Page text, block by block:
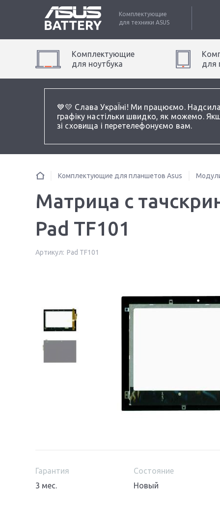
💙💛 Слава УкраЇні! Ми працюємо.
графіку настільки швидко, як можемо.
зі сховища і перетелефонуємо вам.
Комплектующие
для техники ASUS
Комплектующие
для ноутбука
для
Комплектующие для планшетов Asus
Матрица с
Pad TF101
Артикул: Pad TF101
Гарантия
3 мес.
Состояние
Новый